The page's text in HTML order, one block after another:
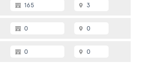
165 3
0 0
0 0